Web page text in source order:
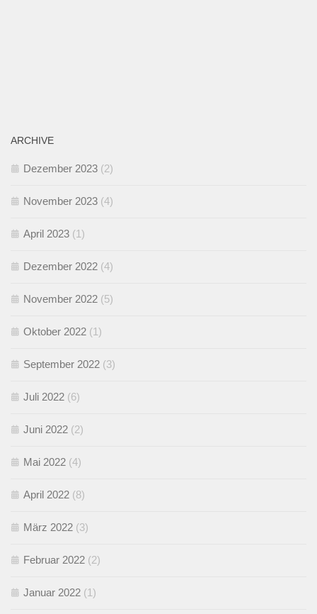
ARCHIVE
Dezember 2023 (2)
November 2023 (4)
April 2023 (1)
Dezember 2022 (4)
November 2022 (5)
Oktober 2022 (1)
September 2022 (3)
Juli 2022 (6)
Juni 2022 (2)
Mai 2022 (4)
April 2022 (8)
März 2022 (3)
Februar 2022 (2)
Januar 2022 (1)